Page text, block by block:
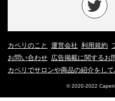
カペリのこと 運営会社 利用規約
お問い合わせ 広告掲載に関するお
カペリでサロンや商品の紹介をし
© 2020-2022 Caperi